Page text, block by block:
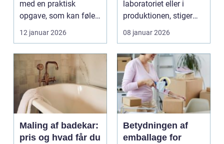
med en praktisk
opgave, som kan føles
både uoverskue...
12 januar 2026
laboratoriet eller i
produktionen, stiger
risikoen for...
08 januar 2026
Maling af badekar:
pris og hvad får du
Betydningen af
emballage for